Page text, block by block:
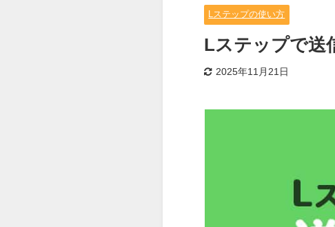
Lステップの使い方
Lステップで送
2025年11月21日